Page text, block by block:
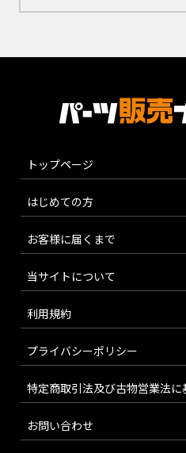
トップページ
はじめての方
お客様に届くまで
当サイトについて
利用規約
プライバシーポリシー
特定商取引法及び古物営業法に
お問い合わせ